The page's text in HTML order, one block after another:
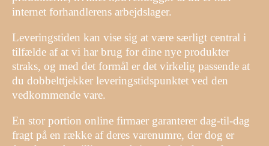
internet forhandlerens arbejdslager.
Leveringstiden kan vise sig at være særligt central i
tilfælde af at vi har brug for dine nye produkter
straks, og med det formål er det virkelig passende at
du dobbelttjekker leveringstidspunktet ved den
vedkommende vare.
En stor portion online firmaer garanterer dag-til-dag
fragt på en række af deres varenumre, der dog er